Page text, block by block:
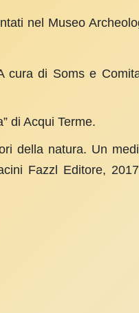
nel Museo
cura di Soms e
di Acqui Terme.
della natura. Un
Fazzl Editore,